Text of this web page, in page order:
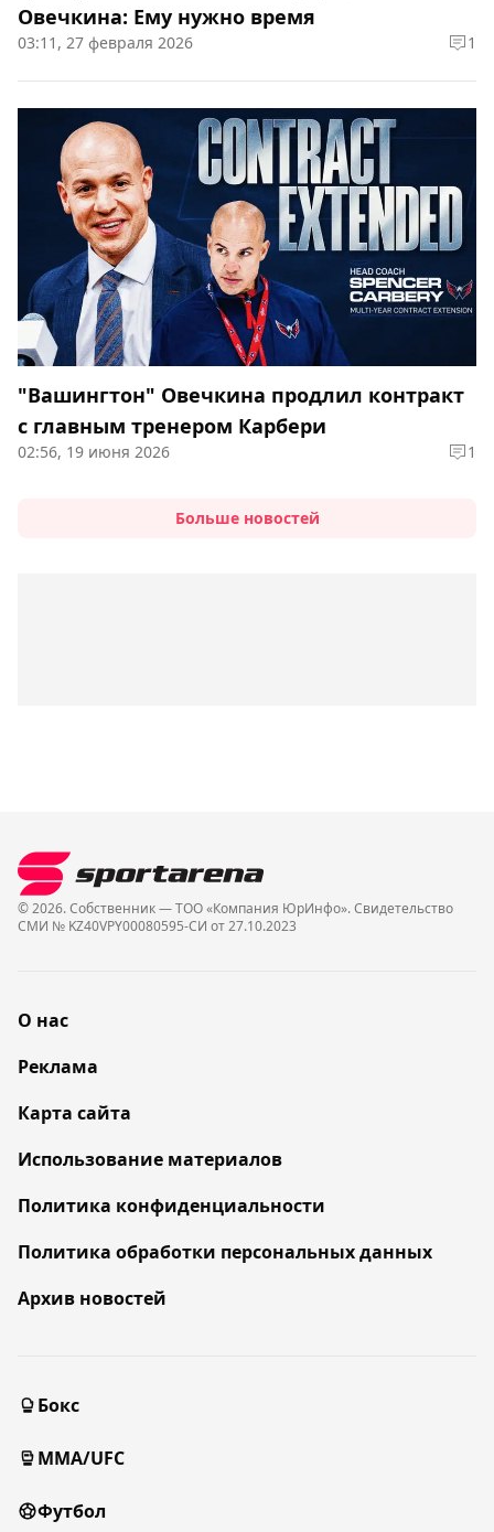
Овечкина: Ему нужно время
03:11, 27 февраля 2026 1
"Вашингтон" Овечкина продлил контракт
с главным тренером Карбери
02:56, 19 июня 2026 1
Больше новостей
© 2026. Собственник — ТОО «Компания ЮрИнфо». Cвидетельство
СМИ № KZ40VPY00080595-СИ от 27.10.2023
О нас
Реклама
Карта сайта
Использование материалов
Политика конфиденциальности
Политика обработки персональных данных
Архив новостей
Бокс
MMA/UFC
Футбол